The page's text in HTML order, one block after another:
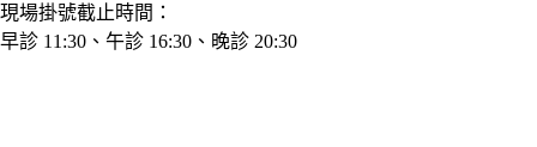
現場掛號截止時間：
早診 11:30、午診 16:30、晚診 20:30